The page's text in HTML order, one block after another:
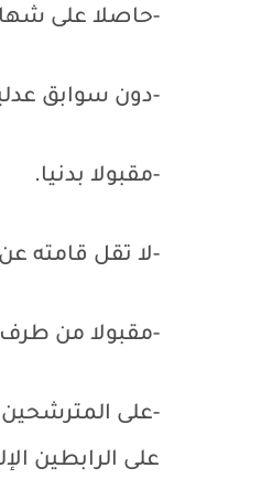
-حاصلا على شهادة
-دون سوابق
-مقبولا بدنيا.
-لا تقل قامته عن 1.70 متر.
-مقبولا من طرف
-على
على الرابطين